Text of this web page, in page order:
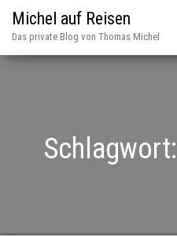
Michel auf Reisen
Das private Blog von Thomas Michel
Schlagwort: